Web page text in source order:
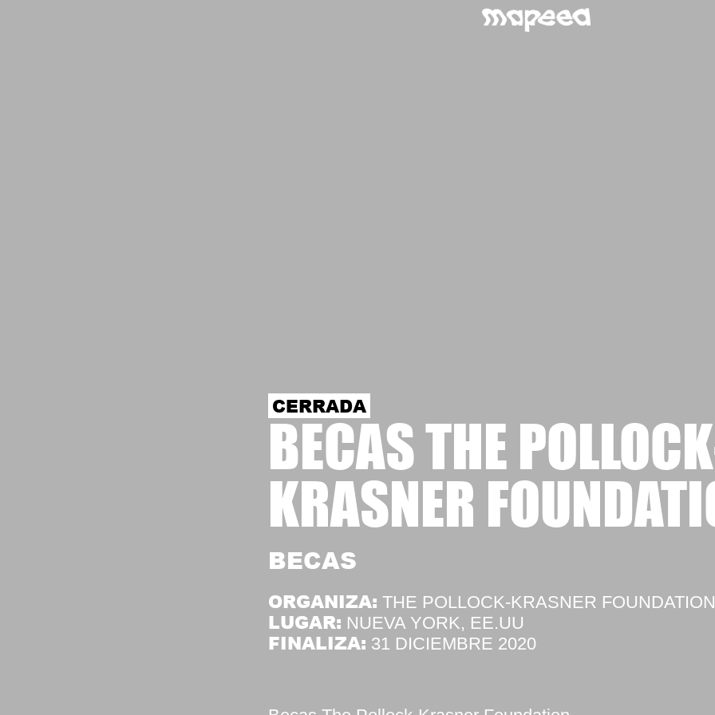
CERRADA
BECAS THE
KRASNER
BECAS
ORGANIZA: THE POLLOCK-KRASNER FOUNDATION
LUGAR: NUEVA YORK, EE.UU
FINALIZA: 31 DICIEMBRE 2020